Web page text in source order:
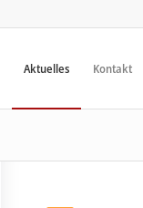
Aktuelles Kontakt